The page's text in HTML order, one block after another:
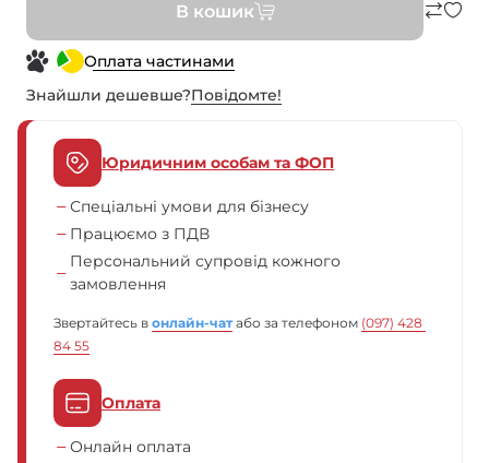
В кошик
Оплата частинами
Знайшли дешевше?Повiдомте!
Юридичним особам та ФОП
Спеціальні умови для бізнесу
Працюємо з ПДВ
Персональний супровід кожного
замовлення
Звертайтесь в онлайн-чат або за телефоном (097) 428
84 55
Оплата
Онлайн оплата